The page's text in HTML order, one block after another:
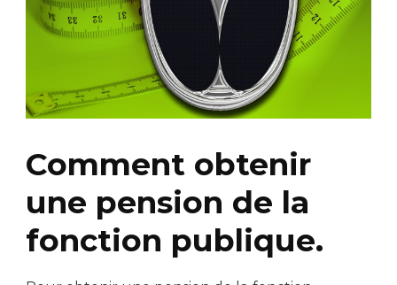
Comment obtenir
une pension de la
fonction publique.